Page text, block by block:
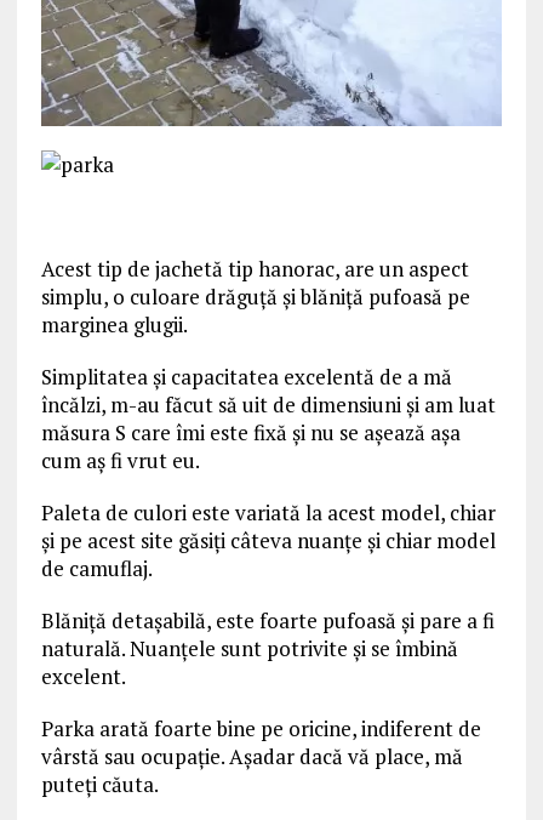
Acest tip de jachetă tip hanorac, are un aspect
simplu, o culoare drăguţă şi blăniţă pufoasă pe
marginea glugii.
Simplitatea şi capacitatea excelentă de a mă
încălzi, m-au făcut să uit de dimensiuni şi am luat
măsura S care îmi este fixă şi nu se aşează aşa
cum aş fi vrut eu.
Paleta de culori este variată la acest model, chiar
şi pe acest site găsiţi câteva nuanţe şi chiar model
de camuflaj.
Blăniţă detaşabilă, este foarte pufoasă şi pare a fi
naturală. Nuanţele sunt potrivite şi se îmbină
excelent.
Parka arată foarte bine pe oricine, indiferent de
vârstă sau ocupaţie. Așadar dacă vă place, mă
puteți căuta.